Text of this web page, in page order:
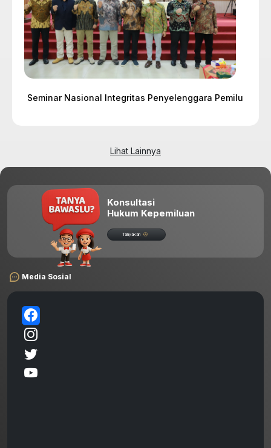
Seminar Nasional Integritas Penyelenggara Pemilu
Lihat Lainnya
Media Sosial
Konsultasi
Hukum Kepemiluan
Tanyakan